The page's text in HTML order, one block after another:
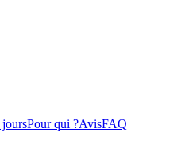
joursPour qui ?AvisFAQ